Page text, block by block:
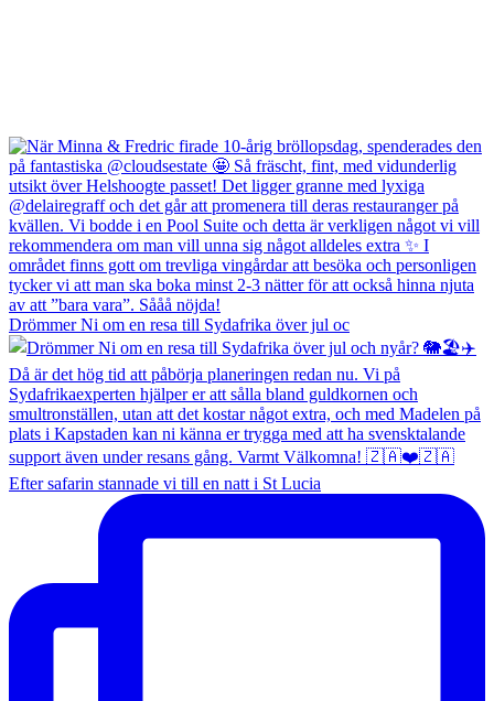
Drömmer Ni om en resa till Sydafrika över jul oc
Efter safarin stannade vi till en natt i St Lucia